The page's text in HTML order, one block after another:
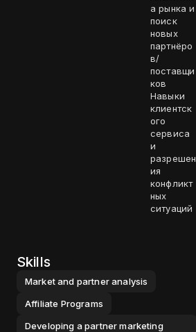
а рынка и
поиск
новых
партнёро
в/
поставщи
ков
Навыки
клиентск
ого
сервиса
и
разрешен
ия
конфликт
ных
ситуаций
Skills
Market and partner analysis
Affiliate Programs
Developing a partner marketing